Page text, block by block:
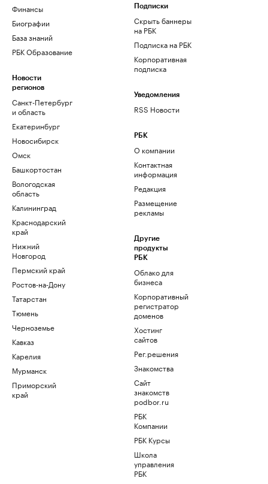
Финансы
Биографии
База знаний
РБК Образование
Новости
регионов
Санкт-Петербург
и область
Екатеринбург
Новосибирск
Омск
Башкортостан
Вологодская
область
Калининград
Краснодарский
край
Нижний
Новгород
Пермский край
Ростов-на-Дону
Татарстан
Тюмень
Черноземье
Кавказ
Карелия
Мурманск
Приморский
край
Подписки
Скрыть баннеры
на РБК
Подписка на РБК
Корпоративная
подписка
Уведомления
RSS Новости
РБК
О компании
Контактная
информация
Редакция
Размещение
рекламы
Другие
продукты
РБК
Облако для
бизнеса
Корпоративный
регистратор
доменов
Хостинг
сайтов
Рег.решения
Знакомства
Сайт
знакомств
podbor.ru
РБК
Компании
РБК Курсы
Школа
управления
РБК